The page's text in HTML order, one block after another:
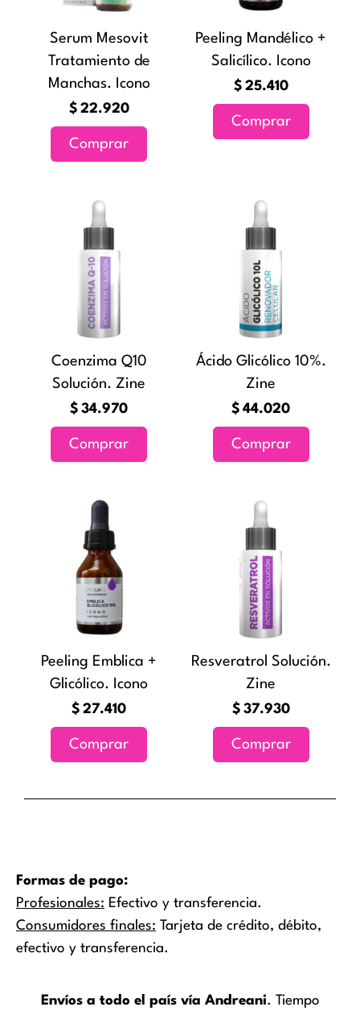
Serum Mesovit
Tratamiento de
Manchas. Icono
$ 22.920
Comprar
Peeling Mandélico +
Salicílico. Icono
$ 25.410
Comprar
Coenzima Q10
Solución. Zine
$ 34.970
Comprar
Ácido Glicólico 10%.
Zine
$ 44.020
Comprar
Peeling Emblica +
Glicólico. Icono
$ 27.410
Comprar
Resveratrol Solución.
Zine
$ 37.930
Comprar
Formas de pago:
Profesionales: Efectivo y transferencia.
Consumidores finales: Tarjeta de crédito, débito,
efectivo y transferencia.
Envíos a todo el país vía Andreani. Tiempo